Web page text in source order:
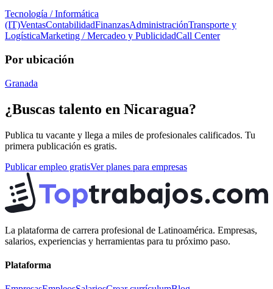
Tecnología / Informática
(IT)VentasContabilidadFinanzasAdministraciónTransporte y
LogísticaMarketing / Mercadeo y PublicidadCall Center
Por ubicación
Granada
¿Buscas talento en Nicaragua?
Publica tu vacante y llega a miles de profesionales calificados. Tu
primera publicación es gratis.
Publicar empleo gratisVer planes para empresas
La plataforma de carrera profesional de Latinoamérica. Empresas,
salarios, experiencias y herramientas para tu próximo paso.
Plataforma